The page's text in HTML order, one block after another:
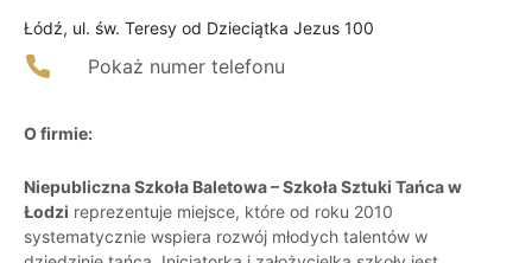
Łódź, ul. św. Teresy od Dzieciątka Jezus 100
Pokaż numer telefonu
O firmie:
Niepubliczna Szkoła Baletowa – Szkoła Sztuki Tańca w
Łodzi reprezentuje miejsce, które od roku 2010
systematycznie wspiera rozwój młodych talentów w